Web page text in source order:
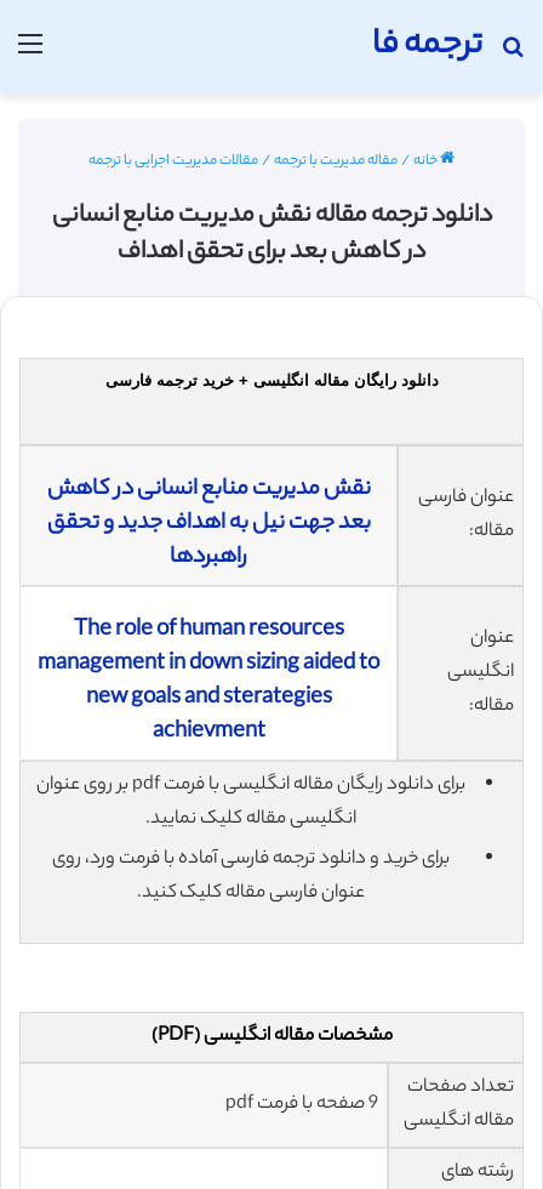
ترجمه فا
جستجو برای
خانه/مقاله مدیریت با ترجمه/مقالات مدیریت اجرایی با ترجمه
دانلود ترجمه مقاله نقش مدیریت منابع انسانی
در کاهش بعد برای تحقق اهداف
دانلود رایگان مقاله انگلیسی + خرید ترجمه فارسی
عنوان فارسی
مقاله:
نقش مدیریت منابع انسانی در کاهش
بعد جهت نیل به اهداف جدید و تحقق
راهبردها
عنوان
انگلیسی
مقاله:
The role of human resources
management in down sizing aided to
new goals and sterategies
achievment
برای دانلود رایگان مقاله انگلیسی با فرمت pdf بر روی عنوان
انگلیسی مقاله کلیک نمایید.
برای خرید و دانلود ترجمه فارسی آماده با فرمت ورد، روی
عنوان فارسی مقاله کلیک کنید.
مشخصات مقاله انگلیسی (PDF)
تعداد صفحات
مقاله انگلیسی
9 صفحه با فرمت pdf
رشته های